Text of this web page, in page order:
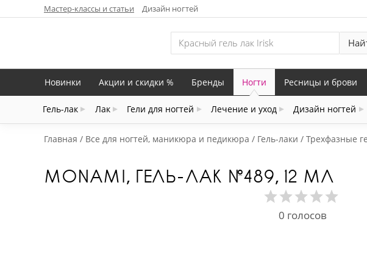
Мастер-классы и статьи Дизайн ногтей
Новинки Акции и скидки % Бренды Ногти
Гель-лак Лак Гели для ногтей Лечение и уход Дизайн ногтей
Ресницы и брови
Главная Все для ногтей, маникюра и педикюра Гель-лаки Трехфазные
MONAMI, ГЕЛЬ-ЛАК №489, 12 МЛ
0 голосов